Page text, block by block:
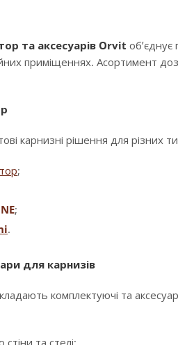
та аксесуарів Orvit об’єднує
приміщеннях. Асортимент
карнизні рішення для різних
;
;
.
для карнизів
комплектуючі та
стіни та стелі;